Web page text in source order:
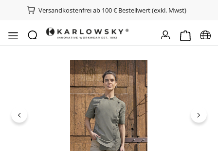
Versandkostenfrei ab 100 € Bestellwert (exkl. Mwst)
Bildergalerie überspringen